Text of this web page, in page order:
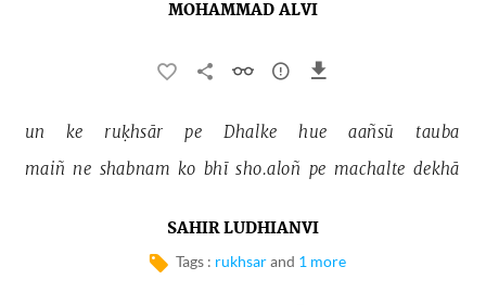
MOHAMMAD ALVI
un ke ruḳhsār pe Dhalke hue aañsū
tauba
maiñ ne shabnam ko bhī sho.aloñ pe machalte dekhā
SAHIR LUDHIANVI
Tags : rukhsar and 1 more